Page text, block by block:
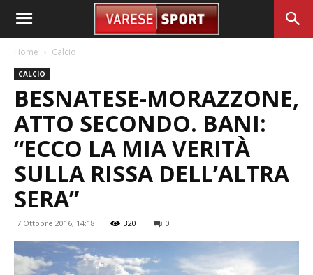
Home Calcio
CALCIO
BESNATESE-MORAZZONE,
ATTO SECONDO. BANI:
“ECCO LA MIA VERITÀ
SULLA RISSA DELL’ALTRA
SERA”
7 Ottobre 2016, 14:18 320 0